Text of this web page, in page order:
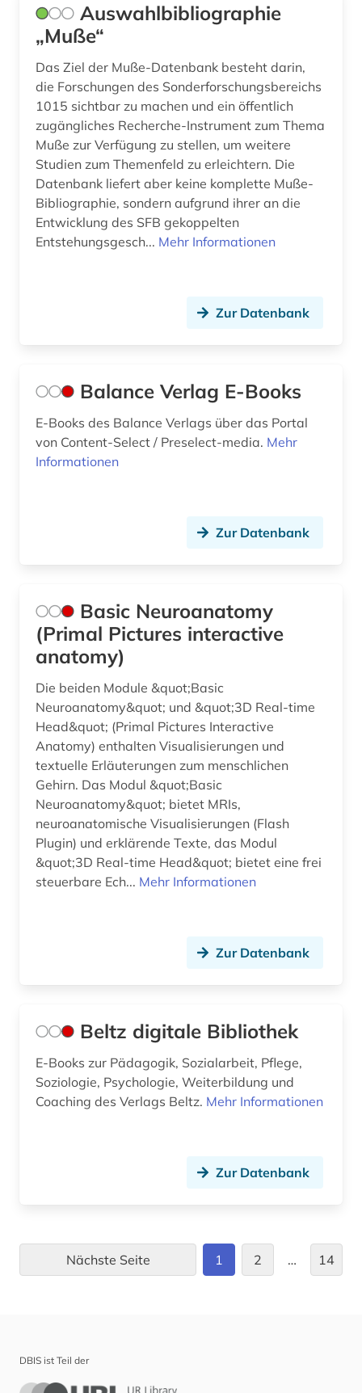
neuropsychologie (2)
neurowissenschaft (5)
neurowissenschaften (3)
okkultismus (1)
open access (6)
pathophysiologie (1)
persönlichkeitsentwicklung (2)
philologie (1)
philosophie (4)
philosophy of mind (1)
physik (5)
physiologie (1)
physiotherapie (1)
politik (1)
politikwissenschaft (3)
politische kommunikation (1)
politische wissenschaft (3)
posttraumatische belastungsstörung (1)
posttraumatisches stresssyndrom (1)
preprint (1)
psyche (1)
Auswahlbibliographie
„Muße“
Das Ziel der Muße-Datenbank besteht darin,
die Forschungen des Sonderforschungsbereichs
1015 sichtbar zu machen und ein öffentlich
zugängliches Recherche-Instrument zum Thema
Muße zur Verfügung zu stellen, um weitere
Studien zum Themenfeld zu erleichtern. Die
Datenbank liefert aber keine komplette Muße-
Bibliographie, sondern aufgrund ihrer an die
Entwicklung des SFB gekoppelten
Entstehungsgesch... Mehr Informationen
Zur Datenbank
Balance Verlag E-Books
E-Books des Balance Verlags über das Portal
von Content-Select / Preselect-media. Mehr
Informationen
Zur Datenbank
Basic Neuroanatomy
(Primal Pictures interactive
anatomy)
Die beiden Module &quot;Basic
Neuroanatomy&quot; und &quot;3D Real-time
Head&quot; (Primal Pictures Interactive
Anatomy) enthalten Visualisierungen und
textuelle Erläuterungen zum menschlichen
Gehirn. Das Modul &quot;Basic
Neuroanatomy&quot; bietet MRIs,
neuroanatomische Visualisierungen (Flash
Plugin) und erklärende Texte, das Modul
&quot;3D Real-time Head&quot; bietet eine frei
steuerbare Ech... Mehr Informationen
Zur Datenbank
Beltz digitale Bibliothek
E-Books zur Pädagogik, Sozialarbeit, Pflege,
Soziologie, Psychologie, Weiterbildung und
Coaching des Verlags Beltz. Mehr Informationen
Zur Datenbank
Nächste Seite 1 2 … 14
DBIS ist Teil der